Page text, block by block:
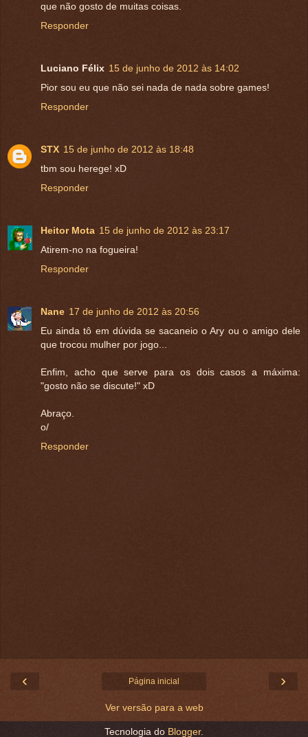
que não gosto de muitas coisas.
Responder
Luciano Félix 15 de junho de 2012 às 14:02
Pior sou eu que não sei nada de nada sobre games!
Responder
STX 15 de junho de 2012 às 18:48
tbm sou herege! xD
Responder
Heitor Mota 15 de junho de 2012 às 23:17
Atirem-no na fogueira!
Responder
Nane 17 de junho de 2012 às 20:56
Eu ainda tô em dúvida se sacaneio o Ary ou o amigo dele
que trocou mulher por jogo...
Enfim, acho que serve para os dois casos a máxima:
"gosto não se discute!" xD
Abraço.
o/
Responder
‹ ›
Página inicial
Ver versão para a web
Tecnologia do Blogger.